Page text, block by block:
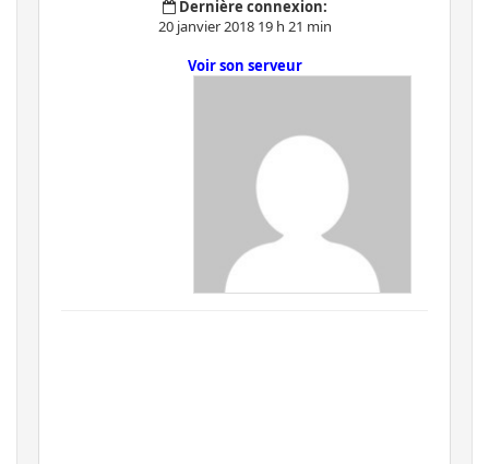
Dernière connexion:
20 janvier 2018 19 h 21 min
Voir son serveur